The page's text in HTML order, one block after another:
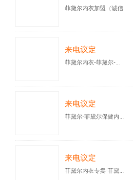
菲黛尔内衣加盟（诚信...
来电议定
菲黛尔内衣-菲黛尔-...
来电议定
菲黛尔-菲黛尔保健内...
来电议定
菲黛尔内衣专卖-菲黛...